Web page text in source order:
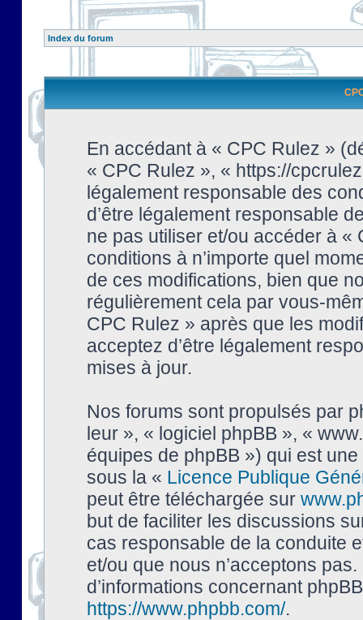
Index du forum
En accédant à « CPC Rulez »
« CPC Rulez », « https://
légalement responsable des
d’être légalement responsable
ne pas utiliser et/ou accéder à
conditions à n’importe quel
de ces modifications, bien que
régulièrement cela par vous-
CPC Rulez » après que les
acceptez d’être légalement
mises à jour.
Nos forums sont propulsés par
leur », « logiciel phpBB », «
équipes de phpBB ») qui est
sous la « Licence Publique
peut être téléchargée sur
but de faciliter les discussions
cas responsable de la conduite
et/ou que nous n’acceptons
d’informations concernant
https://www.phpbb.com/.